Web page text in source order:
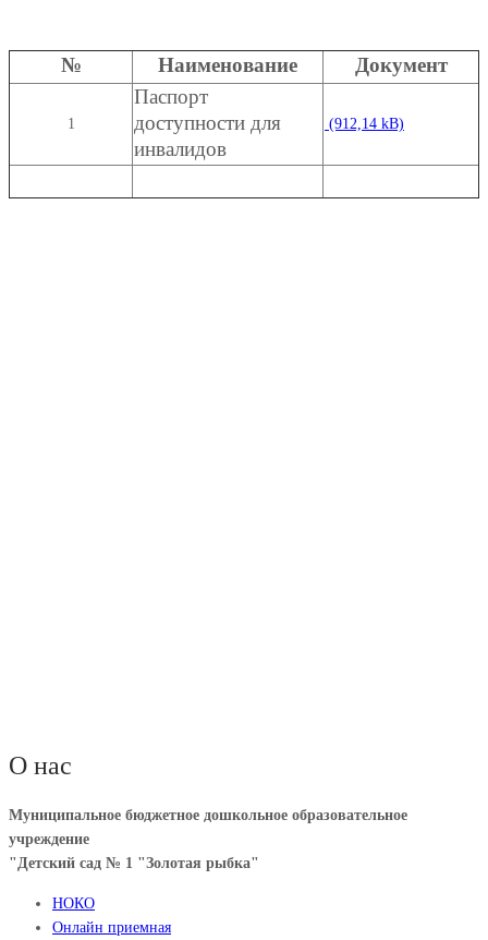
№ Наименование Документ
1
Паспорт
доступности для
инвалидов
О нас
Муниципальное бюджетное дошкольное образовательное
учреждение
"Детский сад № 1 "Золотая рыбка"
НОКО
Онлайн приемная